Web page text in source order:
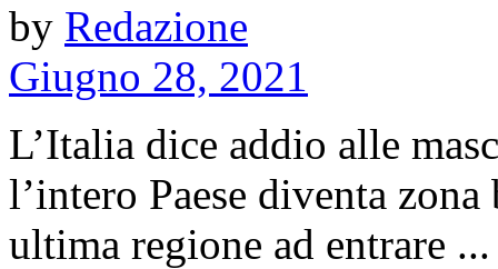
by Redazione
Giugno 28, 2021
L’Italia dice addio alle
l’intero Paese diventa
ultima regione ad entrare ...